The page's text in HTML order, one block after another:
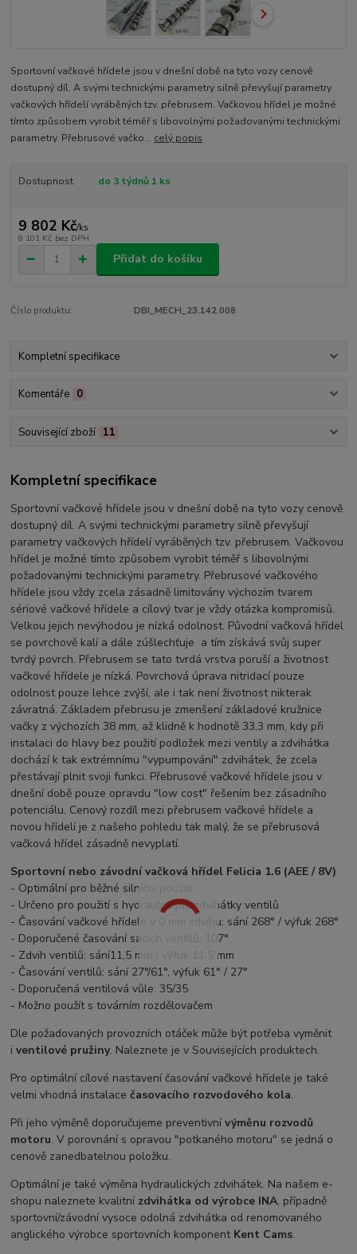
Sportovní vačkové hřídele jsou v dnešní době na tyto vozy cenově
dostupný díl. A svými technickými parametry silně převyšují parametry
vačkových hřídelí vyráběných tzv. přebrusem. Vačkovou hřídel je možné
tímto způsobem vyrobit téměř s libovolnými požadovanými technickými
parametry. Přebrusové vačko... celý popis
Dostupnost do 3 týdnů 1 ks
9 802 Kč/ks
8 101 Kč bez DPH
Přidat do košíku
Číslo produktu: DBI_MECH_23.142.008
Kompletní specifikace
Komentáře 0
Související zboží 11
Kompletní specifikace
Sportovní vačkové hřídele jsou v dnešní době na tyto vozy cenově
dostupný díl. A svými technickými parametry silně převyšují
parametry vačkových hřídelí vyráběných tzv. přebrusem. Vačkovou
hřídel je možné tímto způsobem vyrobit téměř s libovolnými
požadovanými technickými parametry. Přebrusové vačkového
hřídele jsou vždy zcela zásadně limitovány výchozím tvarem
sériové vačkové hřídele a cílový tvar je vždy otázka kompromisů.
Velkou jejich nevýhodou je nízká odolnost. Původní vačková hřídel
se povrchově kalí a dále zúšlechťuje a tím získává svůj super
tvrdý povrch. Přebrusem se tato tvrdá vrstva poruší a životnost
vačkové hřídele je nízká. Povrchová úprava nitridací pouze
odolnost pouze lehce zvýší, ale i tak není životnost nikterak
závratná. Základem přebrusu je zmenšení základové kružnice
vačky z výchozích 38 mm, až klidně k hodnotě 33,3 mm, kdy při
instalaci do hlavy bez použití podložek mezi ventily a zdvihátka
dochází k tak extrémnímu "vypumpování" zdvihátek, že zcela
přestávají plnit svoji funkci. Přebrusové vačkové hřídele jsou v
dnešní době pouze opravdu "low cost" řešením bez zásadního
potenciálu. Cenový rozdíl mezi přebrusem vačkové hřídele a
novou hřídelí je z našeho pohledu tak malý, že se přebrusová
vačková hřídel zásadně nevyplatí.
Sportovní nebo závodní vačková hřídel Felicia 1.6 (AEE / 8V)
- Optimální pro běžné silniční použití
- Určeno pro použití s hydraulickými zdvihátky ventilů
- Časování vačkové hřídele v 0 mm zdvihu: sání 268° / výfuk 268°
- Doporučené časování sacích ventilů: 107°
- Zdvih ventilů: sání11,5 mm / výfuk 11,5 mm
- Časování ventilů: sání 27°/61°, výfuk 61° / 27°
- Doporučená ventilová vůle: 35/35
- Možno použít s továrním rozdělovačem
Dle požadovaných provozních otáček může být potřeba vyměnit
iventilové pružiny. Naleznete je v Souvisejících produktech.
Pro optimální cílové nastavení časování vačkové hřídele je také
velmi vhodná instalacečasovacího rozvodového kola.
Při jeho výměně doporučujeme preventivnívýměnu rozvodů
motoru. V porovnání s opravou "potkaného motoru" se jedná o
cenově zanedbatelnou položku.
Optimální je také výměna hydraulických zdvihátek. Na našem e-
shopu naleznete kvalitní zdvihátka od výrobce INA, případně
sportovní/závodní vysoce odolná zdvihátka od renomovaného
anglického výrobce sportovních komponent Kent Cams.